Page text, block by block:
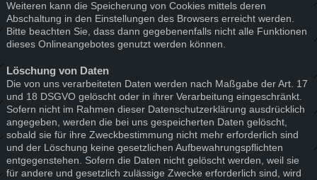
Weiteren kann die Speicherung von Cookies mittels deren
Abschaltung in den Einstellungen des Browsers erreicht werden.
Bitte beachten Sie, dass dann gegebenenfalls nicht alle Funktionen
dieses Onlineangebotes genutzt werden können.
Löschung von Daten
Die von uns verarbeiteten Daten werden nach Maßgabe der Art. 17
und 18 DSGVO gelöscht oder in ihrer Verarbeitung eingeschränkt.
Sofern nicht im Rahmen dieser Datenschutzerklärung ausdrücklich
angegeben, werden die bei uns gespeicherten Daten gelöscht,
sobald sie für ihre Zweckbestimmung nicht mehr erforderlich sind
und der Löschung keine gesetzlichen Aufbewahrungspflichten
entgegenstehen. Sofern die Daten nicht gelöscht werden, weil sie
für andere und gesetzlich zulässige Zwecke erforderlich sind, wird